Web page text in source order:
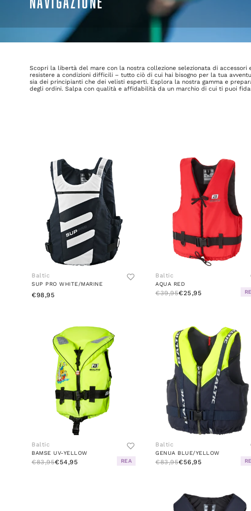
Scopri la libertà del mare con la nostra collezione selezionata di
resistere a condizioni difficili – tutto ciò di cui hai bisogno per la tua
sia dei principianti che dei velisti esperti. Esplora la nostra gamma e
degli ordini. Salpa con qualità e affidabilità da un marchio di cui ti puoi
Baltic
SUP PRO WHITE/MARINE
€98,95
Baltic
AQUA RED
€39,95€25,95
Baltic
BAMSE UV-YELLOW
€83,95€54,95 REA
Baltic
GENUA BLUE/YELLOW
€83,95€56,95